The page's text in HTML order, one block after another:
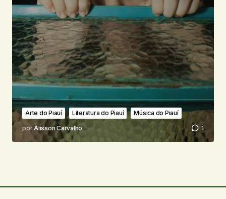
Arte do Piauí Literatura do Piauí
Música do Piauí
porAlisson Carvalho 1